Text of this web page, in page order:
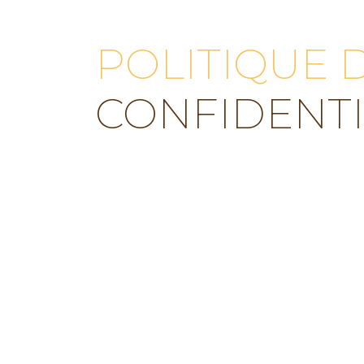
POLITIQUE